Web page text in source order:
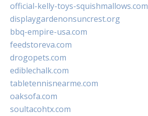
official-kelly-toys-squishmallows.com
displaygardenonsuncrest.org
bbq-empire-usa.com
feedstoreva.com
drogopets.com
ediblechalk.com
tabletennisnearme.com
oaksofa.com
soultacohtx.com